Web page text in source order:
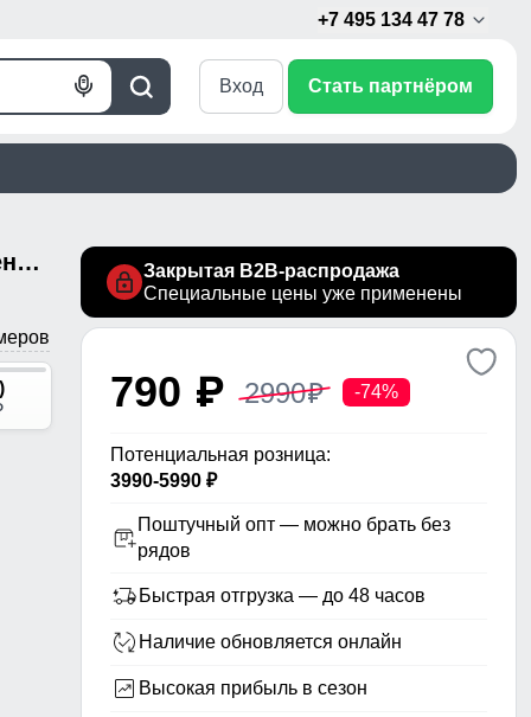
+7 495 134 47 78
Поиск
Голосовой
Вход Стать партнёром
Полукомбинезон утепленный женский зимний горнолыжный голубого цвета 911Gl
Закрытая B2B-распродажа
Специальные цены уже применены
790 p 2990p -74%
Потенциальная розница:
3990-5990 ₽
Поштучный опт — можно брать без
рядов
Быстрая отгрузка — до 48 часов
Наличие обновляется онлайн
Высокая прибыль в сезон